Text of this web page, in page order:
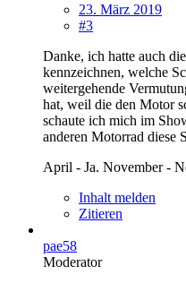
23. März 2019
#3
Danke, ich hatte auch
kennzeichnen, welche
weitergehende
hat, weil die den Motor
schaute ich mich im
anderen Motorrad diese
April - Ja. November -
Inhalt melden
Zitieren
pae58
Moderator